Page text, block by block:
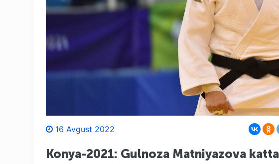
16 Avgust 2022
Konya-2021: Gulnoza Matniyazova